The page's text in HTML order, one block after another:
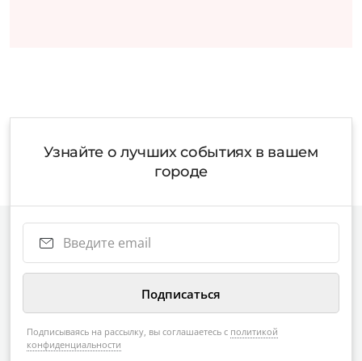
Узнайте о лучших событиях в вашем
городе
Подписываясь на рассылку, вы соглашаетесь с политикой
конфиденциальности